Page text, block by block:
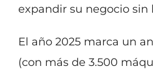
expandir su negocio sin
El año 2025 marca un
(con más de 3.500